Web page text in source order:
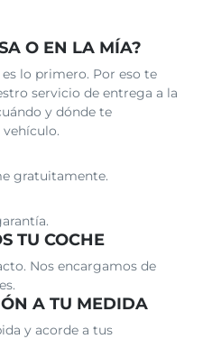
O EN LA MÍA?
lo primero. Por eso te
servicio de entrega a la
y dónde te
gratuitamente.
TU COCHE
Nos encargamos de
A TU MEDIDA
y acorde a tus